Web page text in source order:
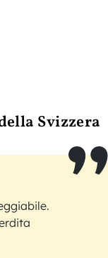
Svizzera